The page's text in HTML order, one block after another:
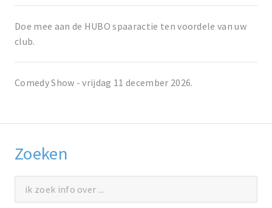
Doe mee aan de HUBO spaaractie ten voordele van uw
club.
Comedy Show - vrijdag 11 december 2026.
Zoeken